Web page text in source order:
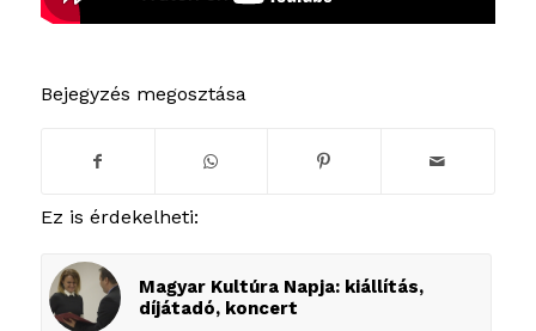
Bejegyzés megosztása
Ez is érdekelheti:
Magyar Kultúra Napja: kiállítás,
díjátadó, koncert